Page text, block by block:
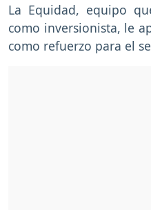
La Equidad, equipo
como inversionista, le
como refuerzo para el